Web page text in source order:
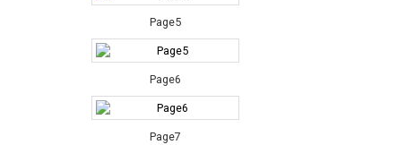
Page5
Page6
Page7